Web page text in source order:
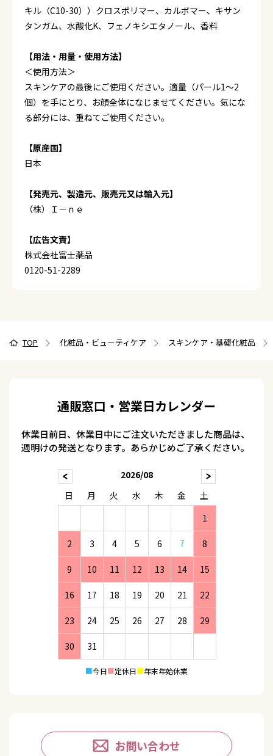
キル（C10-30））クロスポリマー、カルボマー、キサン
タンガム、水酸化K、フェノキシエタノール、香料
【用法・用量・使用方法】
＜使用方法＞
スキンケアの最後にご使用ください。適量（パール1～2
個）を手にとり、お顔全体になじませてください。気にな
る部分には、重ねてご使用ください。
【原産国】
日本
【発売元、製造元、販売元又は輸入元】
（株）Ｉ－ｎｅ
【広告文責】
株式会社富士薬品
0120-51-2289
TOP 化粧品・ビューティケア スキンケア・基礎化粧品
通販窓口・営業日カレンダー
休業日前日、休業日中にご注文いただきました商品は、
週明けの発送となります。あらかじめご了承ください。
2026/08
日
月 火 水 木 金
土
1
2 3 4 5 6 7 8
9 10 11 12 13 14 15
16 17 18 19 20 21 22
23 24 25 26 27 28 29
30 31
■今日■定休日■年末年始休業
お問い合わせ